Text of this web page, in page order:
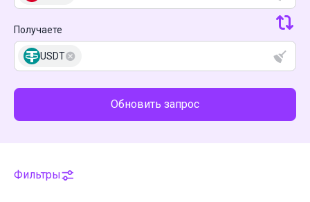
Получаете
USDT
Обновить запрос
Фильтры